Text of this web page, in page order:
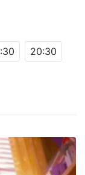
20:30